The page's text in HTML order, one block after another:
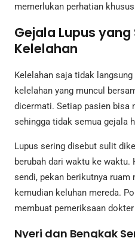
memerlukan perhatian
Gejala Lupus
Kelelahan
Kelelahan saja tidak
kelelahan yang muncul
dicermati. Setiap pasien bisa
sehingga tidak semua gejala
Lupus sering disebut sulit
berubah dari waktu ke
sendi, pekan berikutnya ruam
kemudian keluhan mereda.
membuat pemeriksaan
Nyeri dan Bengkak